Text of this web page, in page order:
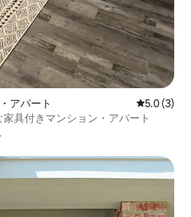
アパート レビュー3
5.0 (3)
具付きマンション・アパート